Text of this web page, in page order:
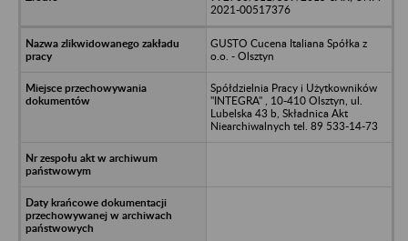
2021-00517376
GUSTO Cucena Italiana Spółka z
o.o. - Olsztyn
Spółdzielnia Pracy i Użytkowników
"INTEGRA" , 10-410 Olsztyn, ul.
Lubelska 43 b, Składnica Akt
Niearchiwalnych tel. 89 533-14-73